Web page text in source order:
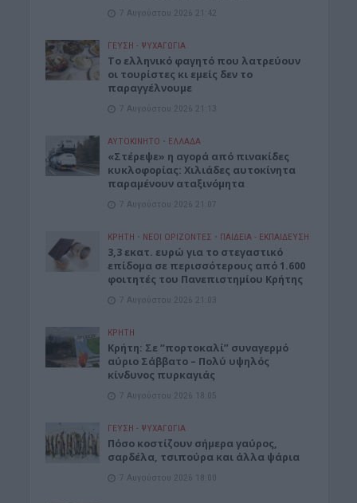
7 Αυγούστου 2026 21:42
ΓΕΎΣΗ - ΨΥΧΑΓΩΓΊΑ
Το ελληνικό φαγητό που λατρεύουν
οι τουρίστες κι εμείς δεν το
παραγγέλνουμε
7 Αυγούστου 2026 21:13
ΑΥΤΟΚΙΝΗΤΟ • ΕΛΛΑΔΑ
«Στέρεψε» η αγορά από πινακίδες
κυκλοφορίας: Χιλιάδες αυτοκίνητα
παραμένουν αταξινόμητα
7 Αυγούστου 2026 21:07
ΚΡΗΤΗ • ΝΕΟΙ ΟΡΙΖΟΝΤΕΣ • ΠΑΙΔΕΙΑ - ΕΚΠΑΙΔΕΥΣΗ
3,3 εκατ. ευρώ για το στεγαστικό
επίδομα σε περισσότερους από 1.600
φοιτητές του Πανεπιστημίου Κρήτης
7 Αυγούστου 2026 21:03
ΚΡΗΤΗ
Κρήτη: Σε “πορτοκαλί” συναγερμό
αύριο Σάββατο – Πολύ υψηλός
κίνδυνος πυρκαγιάς
7 Αυγούστου 2026 18:05
ΓΕΎΣΗ - ΨΥΧΑΓΩΓΊΑ
Πόσο κοστίζουν σήμερα γαύρος,
σαρδέλα, τσιπούρα και άλλα ψάρια
7 Αυγούστου 2026 18:00